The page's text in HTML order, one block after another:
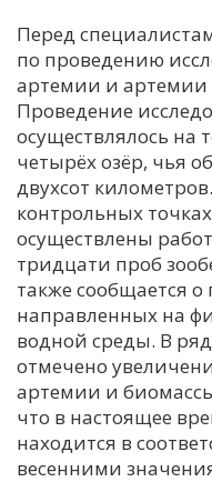
Перед
по проведению
артемии и артемии
Проведение
осуществлялось на
четырёх озёр, чья
двухсот
контрольных
осуществлены
тридцати проб
также сообщается
направленных на
водной среды. В
отмечено
артемии и
что в настоящее
находится в
весенними